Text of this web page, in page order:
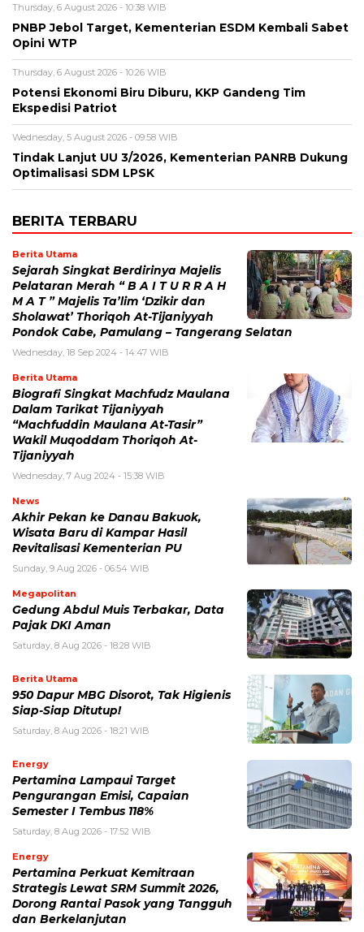
Thursday, 6 August 2026 - 10:38 WIB
PNBP Jebol Target, Kementerian ESDM Kembali Sabet
Opini WTP
Thursday, 6 August 2026 - 10:26 WIB
Potensi Ekonomi Biru Diburu, KKP Gandeng Tim
Ekspedisi Patriot
Wednesday, 5 August 2026 - 09:58 WIB
Tindak Lanjut UU 3/2026, Kementerian PANRB Dukung
Optimalisasi SDM LPSK
BERITA TERBARU
Berita Utama
Sejarah Singkat Berdirinya Majelis
Pelataran Merah “ B A I T U R R A H
M A T ” Majelis Ta’lim ‘Dzikir dan
Sholawat’ Thoriqoh At-Tijaniyyah
Pondok Cabe, Pamulang – Tangerang Selatan
Wednesday, 18 Sep 2024 - 14:47 WIB
Berita Utama
Biografi Singkat Machfudz Maulana
Dalam Tarikat Tijaniyyah
“Machfuddin Maulana At-Tasir”
Wakil Muqoddam Thoriqoh At-
Tijaniyyah
Wednesday, 7 Aug 2024 - 15:38 WIB
News
Akhir Pekan ke Danau Bakuok,
Wisata Baru di Kampar Hasil
Revitalisasi Kementerian PU
Sunday, 9 Aug 2026 - 06:54 WIB
Megapolitan
Gedung Abdul Muis Terbakar, Data
Pajak DKI Aman
Saturday, 8 Aug 2026 - 18:28 WIB
Berita Utama
950 Dapur MBG Disorot, Tak Higienis
Siap-Siap Ditutup!
Saturday, 8 Aug 2026 - 18:21 WIB
Energy
Pertamina Lampaui Target
Pengurangan Emisi, Capaian
Semester I Tembus 118%
Saturday, 8 Aug 2026 - 17:52 WIB
Energy
Pertamina Perkuat Kemitraan
Strategis Lewat SRM Summit 2026,
Dorong Rantai Pasok yang Tangguh
dan Berkelanjutan